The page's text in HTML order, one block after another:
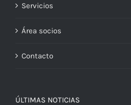
Servicios
Área socios
Contacto
ÚLTIMAS NOTICIAS